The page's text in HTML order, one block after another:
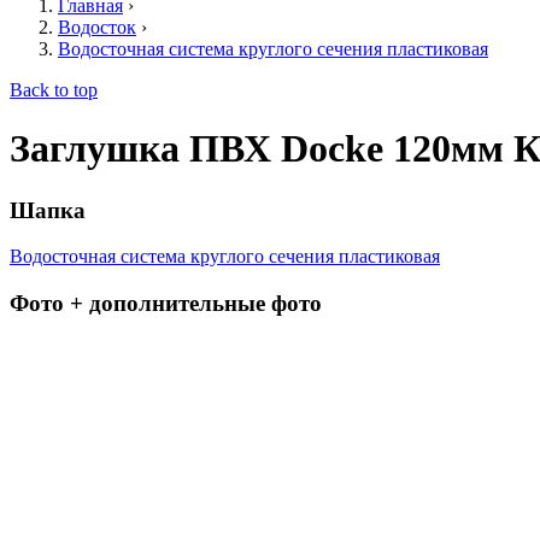
Главная ›
Водосток ›
Водосточная система круглого сечения пластиковая
Back to top
Заглушка ПВХ Dоcke 120мм
Шапка
Водосточная система круглого сечения пластиковая
Фото + дополнительные фото